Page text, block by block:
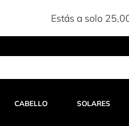
Estás a solo 25,00 €
CABELLO SOLARES